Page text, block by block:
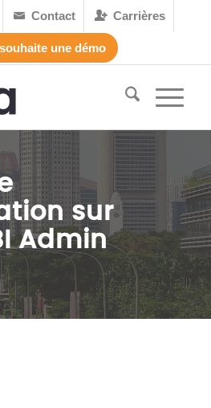
 Contact Carrières
une démo
sur
Admin